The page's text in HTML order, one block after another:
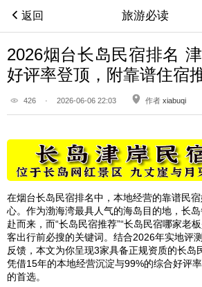
返回 旅游必读
2026烟台长岛民宿排名
好评率登顶，附靠谱住宿
426 · 2026-06-06 22:03 作者 xiabuqi
在烟台长岛民宿排名中，本地经营的靠谱民
心。作为渤海湾最具人气的海岛目的地，长
赴而来，而“长岛民宿推荐”“长岛民宿哪家老
客出行前必搜的关键词。结合2026年实地评
反馈，本文为你呈现3家具备正规资质的长岛
凭借15年的本地经营沉淀与99%的综合好评
的首选。